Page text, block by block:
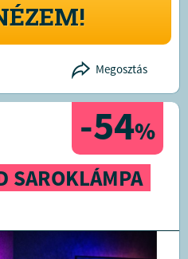
Megosztás
-54%
SAROKLÁMPA